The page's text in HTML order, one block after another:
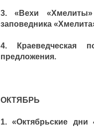
3. «Вехи
заповедника
4. Краеведческая
предложения.
ОКТЯБРЬ
1. «Октябрьские дни